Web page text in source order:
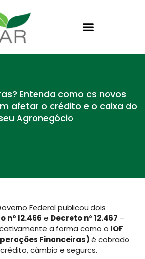
Entenda como os novos
afetar o crédito e o caixa do
Agronegócio
Federal publicou dois
nº 12.466 e Decreto nº 12.467 –
a forma como o IOF
Financeiras) é cobrado
câmbio e seguros.